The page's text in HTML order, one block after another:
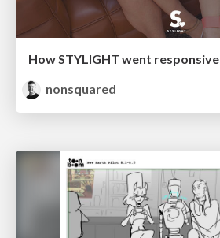
How STYLIGHT went responsive
nonsquared